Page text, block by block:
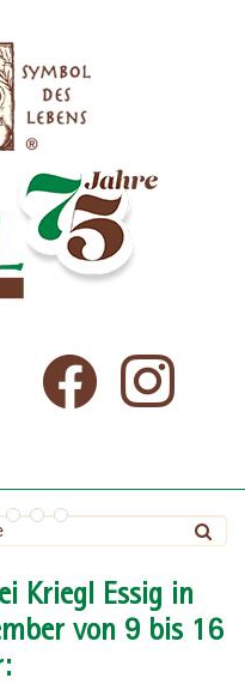
Kriegl Essig in
von 9 bis 16